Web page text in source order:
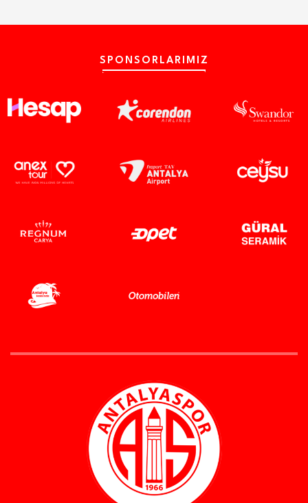
SPONSORLARIMIZ